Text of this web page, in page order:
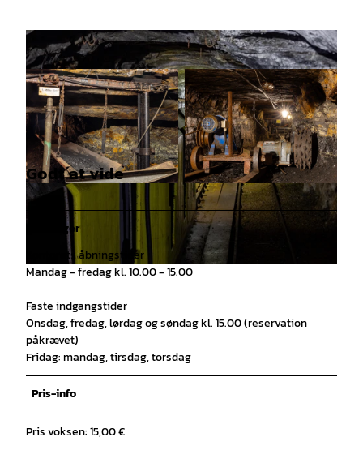
© Alte Zeche gGmbH |CC-BY
© Alte Zeche gGmbH |
© 2023 Andreas Haars / HANSA ConMedia Gm
bH & Co. KG | CC-BY-SA
Godt at vide
Åbninger
Kontorets åbningstider
Mandag - fredag kl. 10.00 - 15.00
Faste indgangstider
Onsdag, fredag, lørdag og søndag kl. 15.00 (reservation
påkrævet)
Fridag: mandag, tirsdag, torsdag
Pris-info
Pris voksen: 15,00 €